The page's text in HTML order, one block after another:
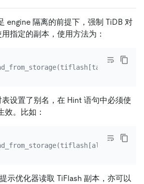
engine 隔离的前提下，强制 TiDB 对
指定的副本，使用方法为：
设置了别名，在 Hint 语句中必须使
效。比如：
示优化器读取 TiFlash 副本，亦可以